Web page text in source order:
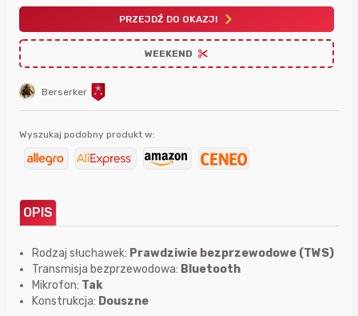
Berserker
PRZEJDŹ DO OKAZJI
WEEKEND
Wyszukaj podobny produkt w:
OPIS
Rodzaj słuchawek: Prawdziwie bezprzewodowe (TWS)
Transmisja bezprzewodowa: Bluetooth
Mikrofon: Tak
Konstrukcja: Douszne